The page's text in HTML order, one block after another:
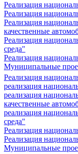
Реализация
Реализация
Реализация
качественные
Реализация
среда"
Реализация
Муниципальные
Реализация
реализация
реализация
качественные
реализация
среда"
Реализация
Реализация
Муниципальные